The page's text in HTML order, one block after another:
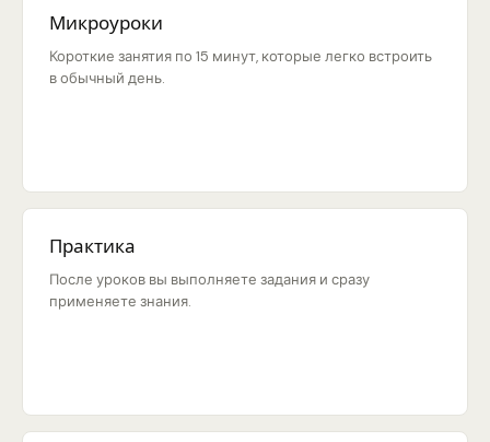
Микроуроки
Короткие занятия по 15 минут, которые легко встроить
в обычный день.
Практика
После уроков вы выполняете задания и сразу
применяете знания.